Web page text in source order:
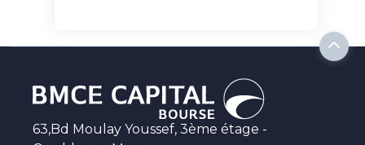
63,Bd Moulay Youssef, 3ème étage -